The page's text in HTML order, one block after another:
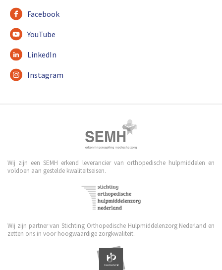
Facebook
YouTube
LinkedIn
Instagram
Wij zijn een SEMH erkend leverancier van orthopedische hulpmiddelen en
voldoen aan gestelde kwaliteitseisen.
Wij zijn partner van Stichting Orthopedische Hulpmiddelenzorg Nederland en
zetten ons in voor hoogwaardige zorgkwaliteit.